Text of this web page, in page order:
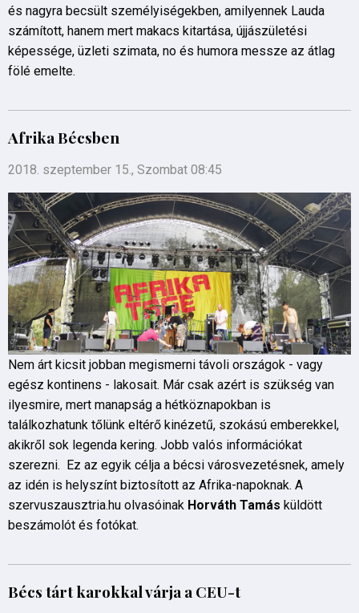
és nagyra becsült személyiségekben, amilyennek Lauda
számított, hanem mert makacs kitartása, újjászületési
képessége, üzleti szimata, no és humora messze az átlag
fölé emelte.
Afrika Bécsben
2018. szeptember 15., Szombat 08:45
Nem árt kicsit jobban megismerni távoli országok - vagy
egész kontinens - lakosait. Már csak azért is szükség van
ilyesmire, mert manapság a hétköznapokban is
találkozhatunk tőlünk eltérő kinézetű, szokású emberekkel,
akikről sok legenda kering. Jobb valós információkat
szerezni. Ez az egyik célja a bécsi városvezetésnek, amely
az idén is helyszínt biztosított az Afrika-napoknak. A
szervuszausztria.hu olvasóinak Horváth Tamás küldött
beszámolót és fotókat.
Bécs tárt karokkal várja a CEU-t